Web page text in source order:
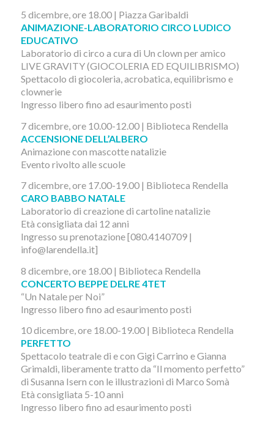
5 dicembre, ore 18.00 | Piazza Garibaldi
ANIMAZIONE-LABORATORIO CIRCO LUDICO
EDUCATIVO
Laboratorio di circo a cura di Un clown per amico
LIVE GRAVITY (GIOCOLERIA ED EQUILIBRISMO)
Spettacolo di giocoleria, acrobatica, equilibrismo e
clownerie
Ingresso libero fino ad esaurimento posti
7 dicembre, ore 10.00-12.00 | Biblioteca Rendella
ACCENSIONE DELL’ALBERO
Animazione con mascotte natalizie
Evento rivolto alle scuole
7 dicembre, ore 17.00-19.00 | Biblioteca Rendella
CARO BABBO NATALE
Laboratorio di creazione di cartoline natalizie
Età consigliata dai 12 anni
Ingresso su prenotazione [080.4140709 |
info@larendella.it]
8 dicembre, ore 18.00 | Biblioteca Rendella
CONCERTO BEPPE DELRE 4TET
“Un Natale per Noi”
Ingresso libero fino ad esaurimento posti
10 dicembre, ore 18.00-19.00 | Biblioteca Rendella
PERFETTO
Spettacolo teatrale di e con Gigi Carrino e Gianna
Grimaldi, liberamente tratto da “Il momento perfetto”
di Susanna Isern con le illustrazioni di Marco Somà
Età consigliata 5-10 anni
Ingresso libero fino ad esaurimento posti